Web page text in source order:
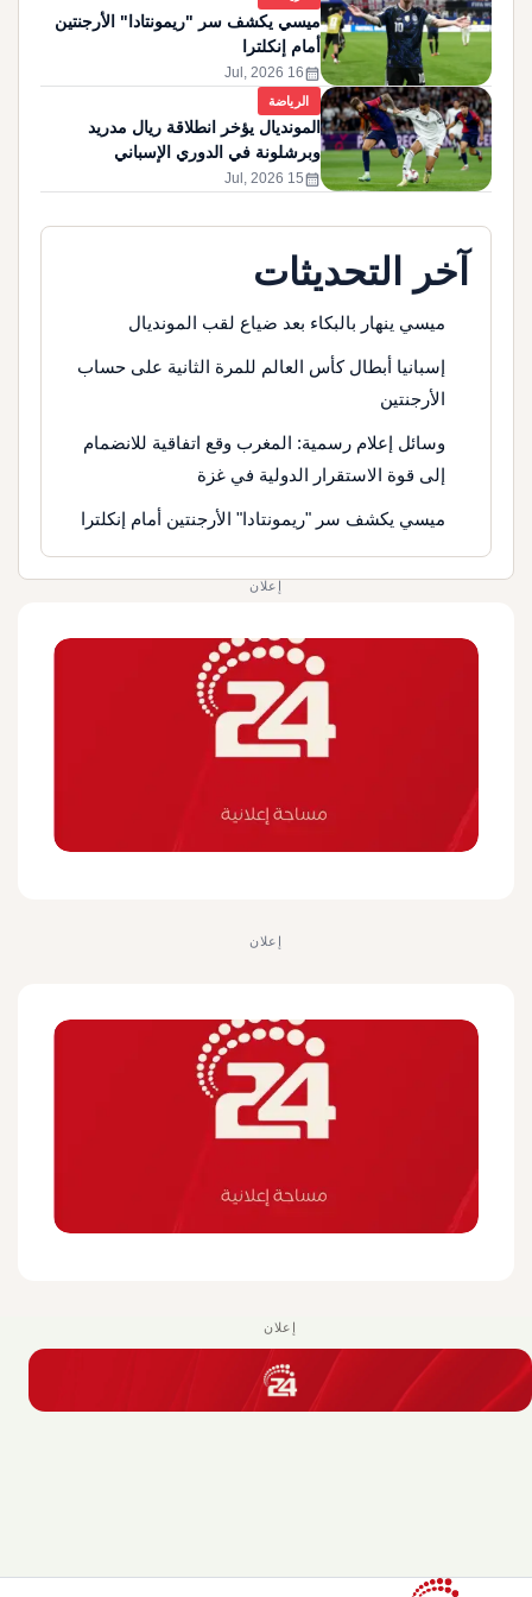
ميسي يكشف سر "ريمونتادا" الأرجنتين
أمام إنكلترا
calendar_month
16 Jul, 2026
الرياضة
المونديال يؤخر انطلاقة ريال مدريد
وبرشلونة في الدوري الإسباني
calendar_month
15 Jul, 2026
آخر التحديثات
ميسي ينهار بالبكاء بعد ضياع لقب المونديال
إسبانيا أبطال كأس العالم للمرة الثانية على حساب
الأرجنتين
وسائل إعلام رسمية: المغرب وقع اتفاقية للانضمام
إلى قوة الاستقرار الدولية في غزة
ميسي يكشف سر "ريمونتادا" الأرجنتين أمام إنكلترا
إعلان
إعلان
إعلان